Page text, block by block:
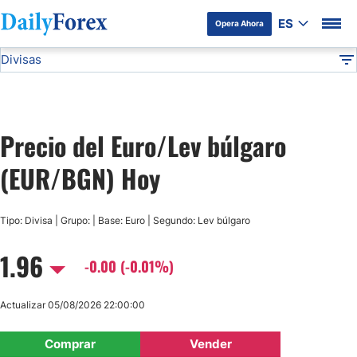
Opera Ahora ES
Divulgación del Anunciante
Divisas
USD/JPY
GBP/USD
AUD/USD
Precio del Euro/Lev búlgaro
(EUR/BGN) Hoy
Tipo: Divisa | Grupo: | Base: Euro | Segundo: Lev búlgaro
1.96 -0.00 (-0.01%)
Comprar Vender
Actualizar 05/08/2026 22:00:00